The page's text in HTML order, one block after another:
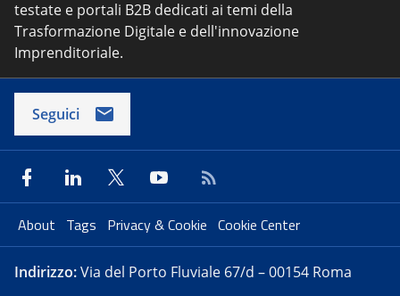
testate e portali B2B dedicati ai temi della
Trasformazione Digitale e dell'innovazione
Imprenditoriale.
Seguici
About Tags Privacy & Cookie Cookie Center
Indirizzo:Via del Porto Fluviale 67/d – 00154 Roma